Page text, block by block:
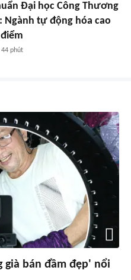
Đại học Công Thương
Ngành tự động hóa cao
44 phút
bán đầm đẹp' nổi